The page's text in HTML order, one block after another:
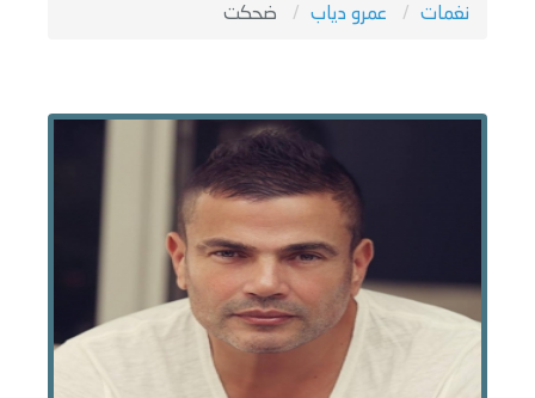
نغمات عمرو دياب ضحكت